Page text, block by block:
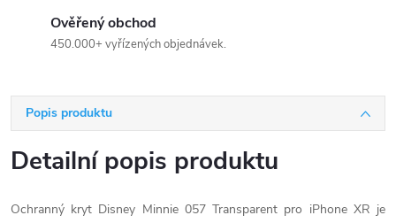
Ověřený obchod
450.000+ vyřízených objednávek.
Popis produktu
Detailní popis produktu
Ochranný kryt Disney Minnie 057 Transparent pro iPhone XR je